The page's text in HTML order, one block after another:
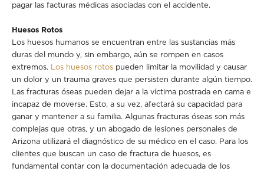
pagar las facturas médicas asociadas con el accidente.
Huesos Rotos
Los huesos humanos se encuentran entre las sustancias más
duras del mundo y, sin embargo, aún se rompen en casos
extremos. Los huesos rotos pueden limitar la movilidad y causar
un dolor y un trauma graves que persisten durante algún tiempo.
Las fracturas óseas pueden dejar a la víctima postrada en cama e
incapaz de moverse. Esto, a su vez, afectará su capacidad para
ganar y mantener a su familia. Algunas fracturas óseas son más
complejas que otras, y un abogado de lesiones personales de
Arizona utilizará el diagnóstico de su médico en el caso. Para los
clientes que buscan un caso de fractura de huesos, es
fundamental contar con la documentación adecuada de los